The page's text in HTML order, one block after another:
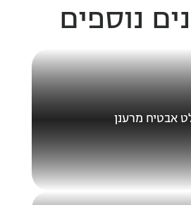
נוספים
אבטיח מרענן